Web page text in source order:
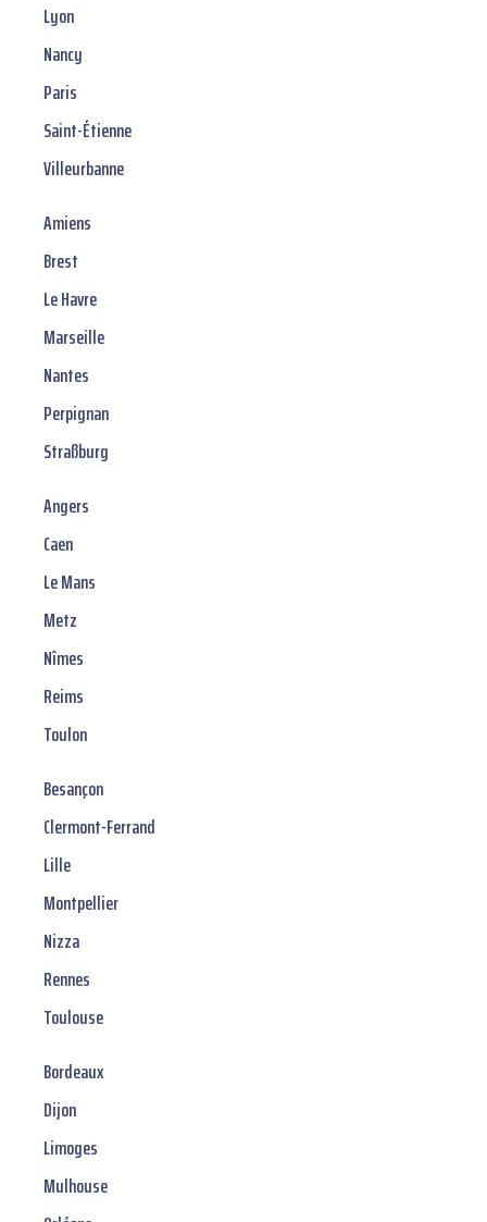
Lyon
Nancy
Paris
Saint-Étienne
Villeurbanne
Amiens
Brest
Le Havre
Marseille
Nantes
Perpignan
Straßburg
Angers
Caen
Le Mans
Metz
Nîmes
Reims
Toulon
Besançon
Clermont-Ferrand
Lille
Montpellier
Nizza
Rennes
Toulouse
Bordeaux
Dijon
Limoges
Mulhouse